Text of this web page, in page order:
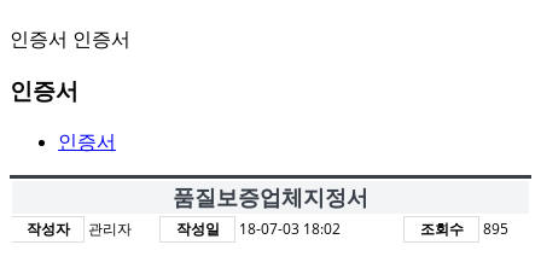
인증서 인증서
인증서
인증서
품질보증업체지정서
작성자 관리자 작성일 18-07-03 18:02 조회수 895